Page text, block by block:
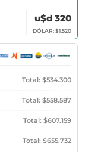
u$d 320
DÓLAR: $1.520
Total: $534.300
Total: $558.587
Total: $607.159
Total: $655.732